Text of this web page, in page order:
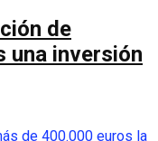
de
una inversión